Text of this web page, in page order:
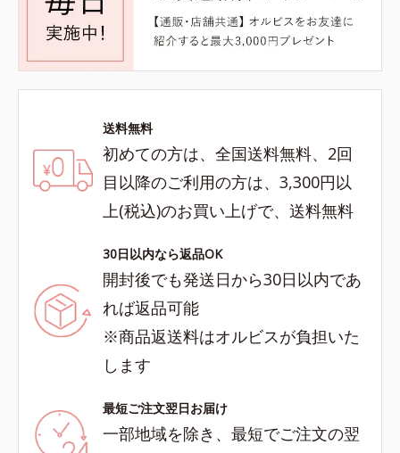
送料無料
初めての方は、全国送料無料、2回
目以降のご利用の方は、3,300円以
上(税込)のお買い上げで、送料無料
30日以内なら返品OK
開封後でも発送日から30日以内であ
れば返品可能
※商品返送料はオルビスが負担いた
します
最短ご注文翌日お届け
一部地域を除き、最短でご注文の翌